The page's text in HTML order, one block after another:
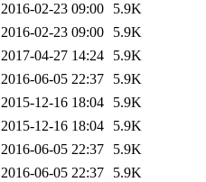
2016-02-23 09:00
5.9K
2016-02-23 09:00
5.9K
2017-04-27 14:24
5.9K
2016-06-05 22:37
5.9K
2015-12-16 18:04
5.9K
2015-12-16 18:04
5.9K
2016-06-05 22:37
5.9K
2016-06-05 22:37
5.9K